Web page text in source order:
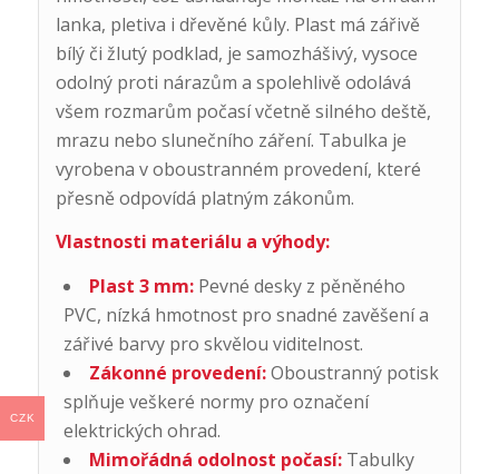
lanka, pletiva i dřevěné kůly. Plast má zářivě
bílý či žlutý podklad, je samozhášivý, vysoce
odolný proti nárazům a spolehlivě odolává
všem rozmarům počasí včetně silného deště,
mrazu nebo slunečního záření. Tabulka je
vyrobena v oboustranném provedení, které
přesně odpovídá platným zákonům.
Vlastnosti materiálu a výhody:
Plast 3 mm:Pevné desky z pěněného
PVC, nízká hmotnost pro snadné zavěšení a
zářivé barvy pro skvělou viditelnost.
Zákonné provedení:Oboustranný potisk
splňuje veškeré normy pro označení
elektrických ohrad.
Mimořádná odolnost počasí:Tabulky
CZK